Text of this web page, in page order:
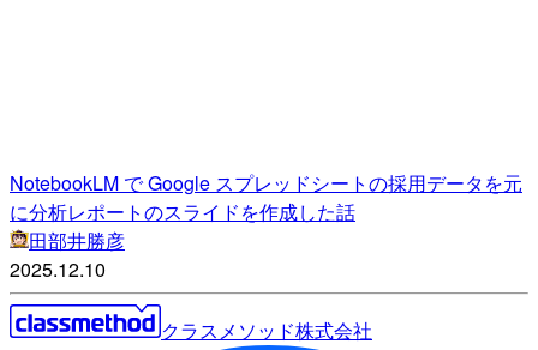
NotebookLM で Google スプレッドシートの採用データを元
に分析レポートのスライドを作成した話
田部井勝彦
2025.12.10
クラスメソッド株式会社